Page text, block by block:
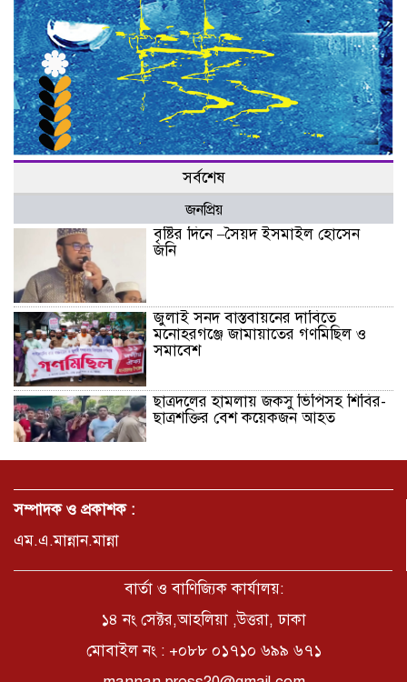
সর্বশেষ
জনপ্রিয়
বৃষ্টির দিনে –সৈয়দ ইসমাইল হোসেন
জনি
জুলাই সনদ বাস্তবায়নের দাবিতে
মনোহরগঞ্জে জামায়াতের গণমিছিল ও
সমাবেশ
ছাত্রদলের হামলায় জকসু ভিপিসহ শিবির-
ছাত্রশক্তির বেশ কয়েকজন আহত
মির্জাপুর পূর্ব ৮নং ওয়ার্ড বিএনপির
ভ্রমণ কাহিনী: পদ্মা পারে আনন্দ ভ্রমণ –
আব্দুস সাত্তার সুমন
সময় –মুক্তা পারভীন
সম্পাদক ও প্রকাশক :
এম.এ.মান্নান.মান্না
বার্তা ও বাণিজ্যিক কার্যালয়:
১৪ নং সেক্টর,আহলিয়া ,উত্তরা, ঢাকা
মোবাইল নং : +০৮৮ ০১৭১০ ৬৯৯ ৬৭১